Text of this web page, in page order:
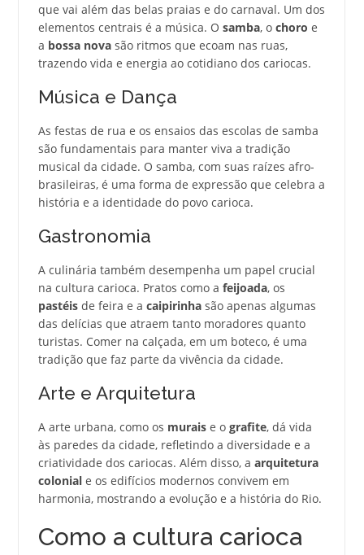
que vai além das belas praias e do carnaval. Um dos
elementos centrais é a música. O samba, o choro e
a bossa novasão ritmos que ecoam nas ruas,
trazendo vida e energia ao cotidiano dos cariocas.
Música e Dança
As festas de rua e os ensaios das escolas de samba
são fundamentais para manter viva a tradição
musical da cidade. O samba, com suas raízes afro-
brasileiras, é uma forma de expressão que celebra a
história e a identidade do povo carioca.
Gastronomia
A culinária também desempenha um papel crucial
na cultura carioca. Pratos como a feijoada, os
pastéisde feira e a caipirinhasão apenas algumas
das delícias que atraem tanto moradores quanto
turistas. Comer na calçada, em um boteco, é uma
tradição que faz parte da vivência da cidade.
Arte e Arquitetura
A arte urbana, como os muraise o grafite, dá vida
às paredes da cidade, refletindo a diversidade e a
criatividade dos cariocas. Além disso, a arquitetura
coloniale os edifícios modernos convivem em
harmonia, mostrando a evolução e a história do Rio.
Como a cultura carioca